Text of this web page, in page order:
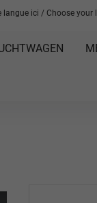
langue ici / Choose your